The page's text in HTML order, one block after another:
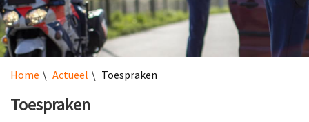
Home Actueel Toespraken
Toespraken